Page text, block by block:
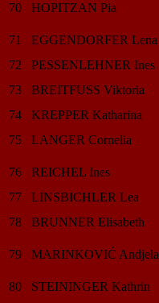
70 HOPITZAN Pia
71 EGGENDORFER Lena
72
PESSENLEHNER Ines
73
BREITFUSS Viktoria
74
KREPPER Katharina
75
LANGER Cornelia
76 REICHEL Ines
77
LINSBICHLER Lea
78
BRUNNER Elisabeth
79 MARINKOVIĆ Andjela
80 STEININGER Kathrin